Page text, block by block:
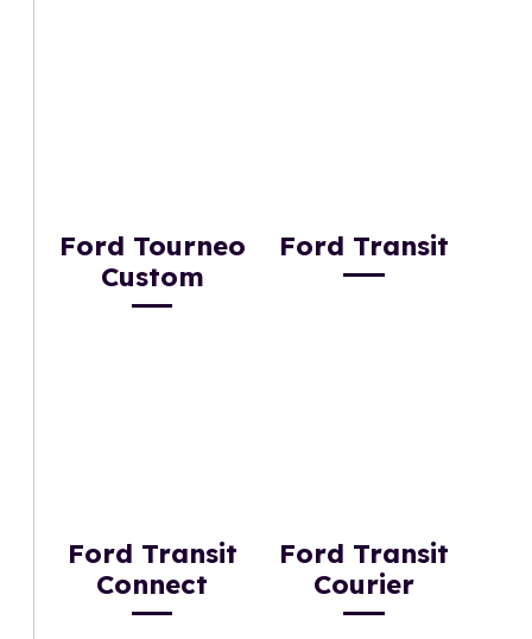
Ford Tourneo
Custom
Ford Transit
Ford Transit
Connect
Ford Transit
Courier